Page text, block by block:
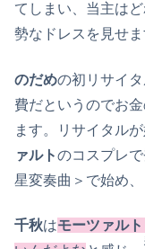
てしまい、当主は
勢なドレスを見せま
のだめの初リサイ
費だというのでお
ます。リサイタルが
ァルトのコスプレで
星変奏曲＞で始め
千秋はモーツァルト